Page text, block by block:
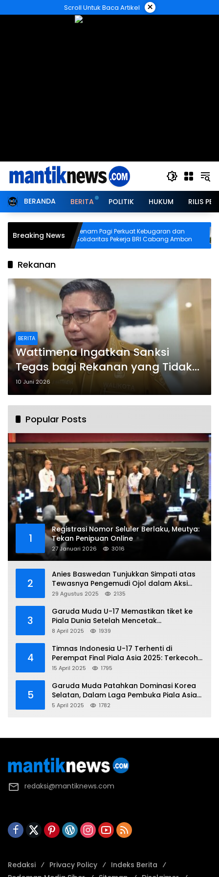
ke
Scroll Untuk Baca Artikel ×
BERANDA BERITA POLITIK HUKUM RILIS
Breaking News Senam Pagi Perkuat Kebugaran dan
Solidaritas Pekerja BRI Cabang Ambon
Rekanan
BERITA
Wattimena Ingatkan Sanksi
Tegas bagi Rekanan yang Tidak
Tindaklanjuti Temuan BPK
10 Juni 2026
Popular Posts
1
Registrasi Nomor Seluler Berlaku, Meutya:
Tekan Penipuan Online
27 Januari 2026 3016
2
Anies Baswedan Tunjukkan Simpati atas
Tewasnya Pengemudi Ojol dalam Aksi
Demo
29 Agustus 2025 2135
3
Garuda Muda U-17 Memastikan tiket ke
Piala Dunia Setelah Mencetak
Kemenangan Gemilang atas Yaman 4-1 di
8 April 2025 1939
4
Timnas Indonesia U-17 Terhenti di
Perempat Final Piala Asia 2025: Terkecoh
Korea Utara
15 April 2025 1795
5
Garuda Muda Patahkan Dominasi Korea
Selatan, Dalam Laga Pembuka Piala Asia
2025 U-17
5 April 2025 1782
redaksi@mantiknews.com
Redaksi Privacy Policy
Indeks Berita